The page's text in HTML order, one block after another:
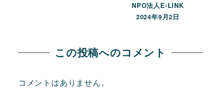
NPO法人E-LINK
2024年9月2日
この投稿へのコメント
コメントはありません。